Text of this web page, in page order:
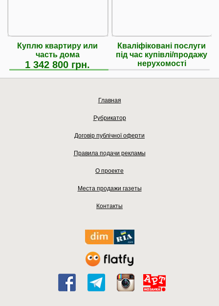
Куплю квартиру или
часть дома
1 342 800 грн.
Кваліфіковані послуги
під час купівлі/продажу
нерухомості
Главная
Рубрикатор
Договір публічної оферти
Правила подачи рекламы
О проекте
Места продажи газеты
Контакты